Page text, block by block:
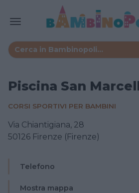
Piscina San
CORSI SPORTIVI PER BAMBINI
Via Chiantigiana, 28
50126 Firenze (Firenze)
Telefono
Mostra mappa